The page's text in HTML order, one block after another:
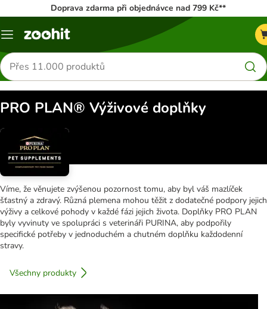
Doprava zdarma při objednávce nad 799 Kč**
Menu
Hledat
produkty
PRO PLAN® Výživové doplňky
Víme, že věnujete zvýšenou pozornost tomu, aby byl váš mazlíček
šťastný a zdravý. Různá plemena mohou těžit z dodatečné podpory jejich
výživy a celkové pohody v každé fázi jejich života. Doplňky PRO PLAN
byly vyvinuty ve spolupráci s veterináři PURINA, aby podpořily
specifické potřeby v jednoduchém a chutném doplňku každodenní
stravy.
Všechny produkty